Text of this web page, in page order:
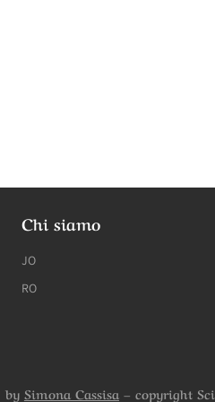
Chi siamo
JO
RO
by Simona Cassisa – copyright